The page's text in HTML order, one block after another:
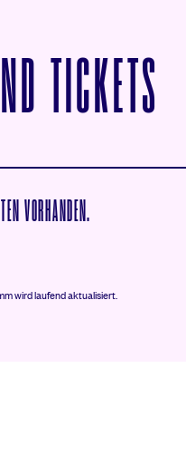
TICKETS
VORHANDEN.
wird laufend aktualisiert.